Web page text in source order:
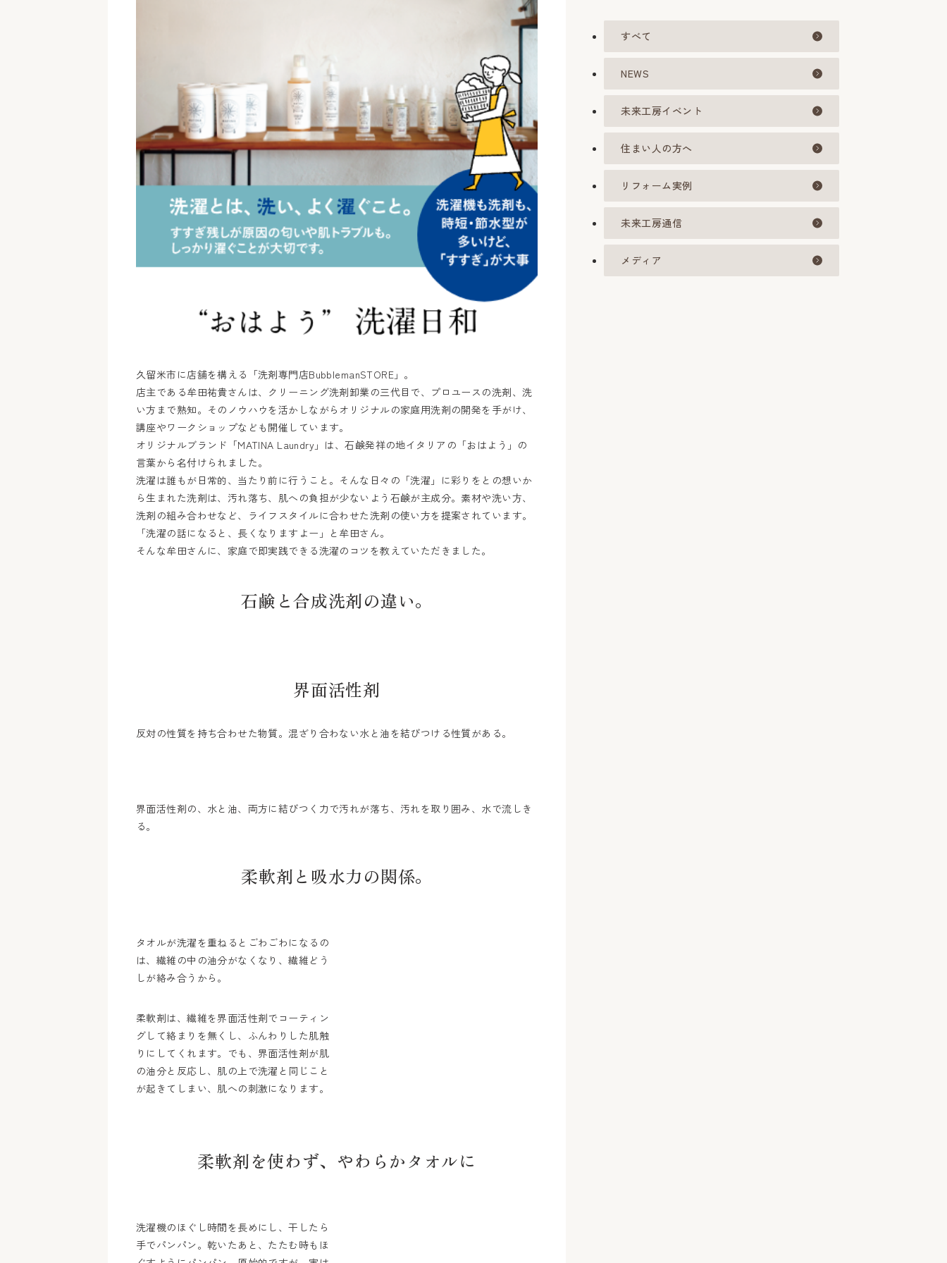
久留米市に店舗を構える「洗剤専門店BubblemanSTORE」。
店主である牟田祐貴さんは、クリーニング洗剤卸業の三代目で、プロユースの洗剤、洗
い方まで熟知。そのノウハウを活かしながらオリジナルの家庭用洗剤の開発を手がけ、
講座やワークショップなども開催しています。
オリジナルブランド「MATINA Laundry」は、石鹸発祥の地イタリアの「おはよう」の
言葉から名付けられました。
洗濯は誰もが日常的、当たり前に行うこと。そんな日々の「洗濯」に彩りをとの想いか
ら生まれた洗剤は、汚れ落ち、肌への負担が少ないよう石鹸が主成分。素材や洗い方、
洗剤の組み合わせなど、ライフスタイルに合わせた洗剤の使い方を提案されています。
「洗濯の話になると、長くなりますよー」と牟田さん。
そんな牟田さんに、家庭で即実践できる洗濯のコツを教えていただきました。
石鹸と合成洗剤の違い。
界面活性剤
反対の性質を持ち合わせた物質。混ざり合わない水と油を結びつける性質がある。
界面活性剤の、水と油、両方に結びつく力で汚れが落ち、汚れを取り囲み、水で流しき
る。
柔軟剤と吸水力の関係。
タオルが洗濯を重ねるとごわごわになるの
は、繊維の中の油分がなくなり、繊維どう
しが絡み合うから。
柔軟剤は、繊維を界面活性剤でコーティン
グして絡まりを無くし、ふんわりした肌触
りにしてくれます。でも、界面活性剤が肌
の油分と反応し、肌の上で洗濯と同じこと
が起きてしまい、肌への刺激になります。
柔軟剤を使わず、やわらかタオルに
洗濯機のほぐし時間を長めにし、干したら
手でパンパン。乾いたあと、たたむ時もほ
すべて
NEWS
未来工房イベント
住まい人の方へ
リフォーム実例
未来工房通信
メディア